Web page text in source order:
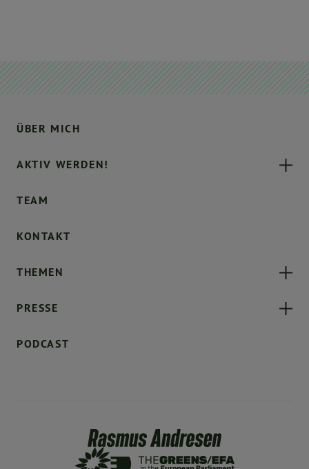
ÜBER MICH
AKTIV WERDEN!
TEAM
KONTAKT
THEMEN
PRESSE
PODCAST